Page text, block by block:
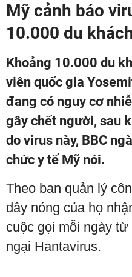
Mỹ cảnh báo
10.000 du
Khoảng 10.000 du
viên quốc gia
đang có nguy cơ
gây chết người, sau
do virus này, BBC
chức y tế Mỹ nói.
Theo ban quản lý
dây nóng của họ
cuộc gọi mỗi ngày
ngại Hantavirus.